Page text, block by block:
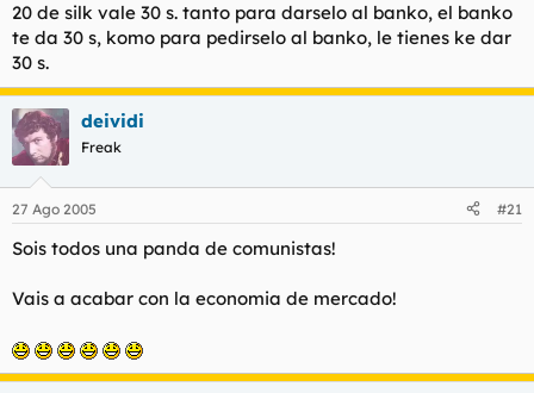
20 de silk vale 30 s. tanto para darselo al banko, el banko
te da 30 s, komo para pedirselo al banko, le tienes ke dar
30 s.
deividi
Freak
27 Ago 2005 #21
Sois todos una panda de comunistas!
Vais a acabar con la economia de mercado!